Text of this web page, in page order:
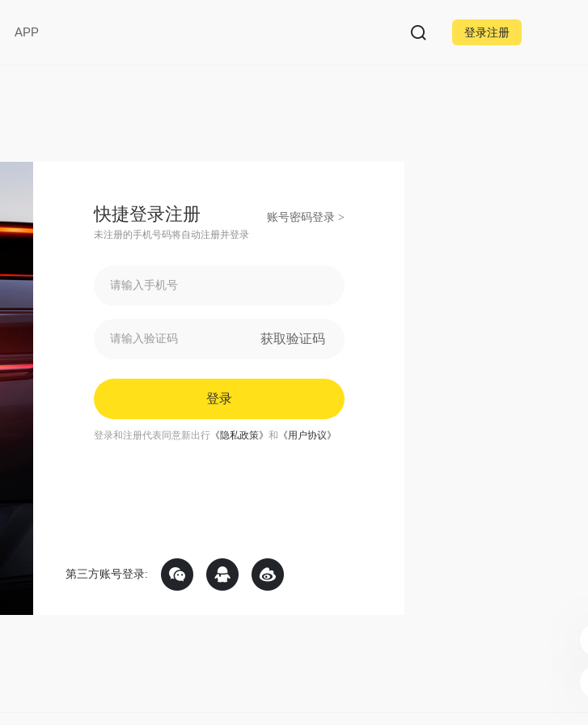
APP 登录注册
快捷登录注册 账号密码登录 >
未注册的手机号码将自动注册并登录
获取验证码
登录
第三方账号登录:
登录和注册代表同意新出行《隐私政策》 和 《用户协议》